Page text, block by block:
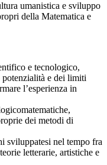
umanistica e sviluppo
della Matematica e
e tecnologico,
potenzialità e dei limiti
l’esperienza in
dei metodi di
sviluppatesi nel tempo fra
letterarie, artistiche e